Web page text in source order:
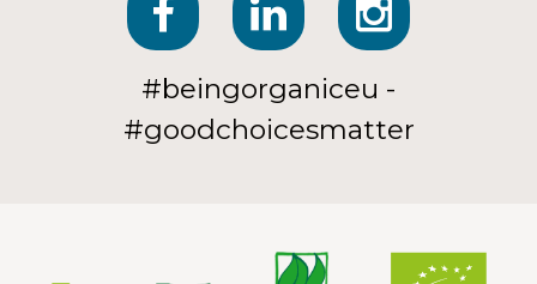
#beingorganiceu -
#goodchoicesmatter